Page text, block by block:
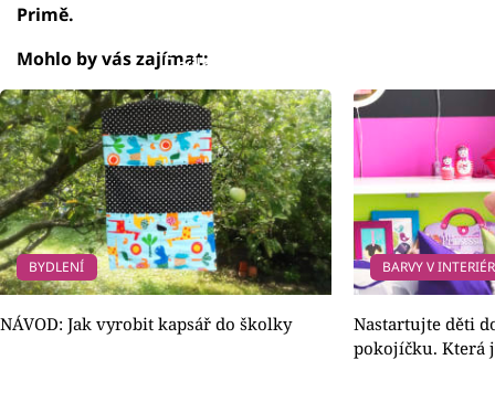
Primě.
Failed to fetch
Mohlo by vás zajímat:
BYDLENÍ
NÁVOD: Jak vyrobit kapsář do školky
BARVY V
Nastartujte děti
pokojíčku. Která